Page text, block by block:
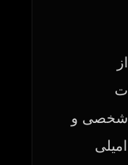
شخصی و